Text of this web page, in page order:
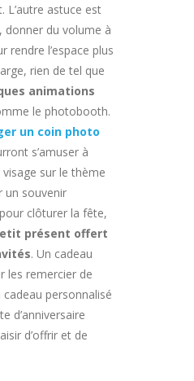
L’autre astuce est
donner du volume à
rendre l’espace plus
rien de tel que
animations
le photobooth.
un coin photo
s’amuser à
sur le thème
un souvenir
clôturer la fête,
présent offert
. Un cadeau
les remercier de
personnalisé
d’anniversaire
d’offrir et de